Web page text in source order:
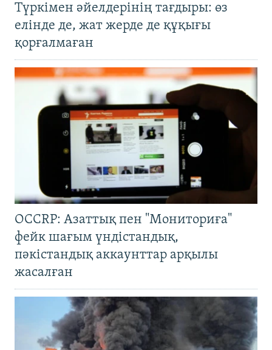
Түркімен әйелдерінің тағдыры: өз
елінде де, жат жерде де құқығы
қорғалмаған
OCCRP: Азаттық пен "Мониториға"
фейк шағым үндістандық,
пәкістандық аккаунттар арқылы
жасалған